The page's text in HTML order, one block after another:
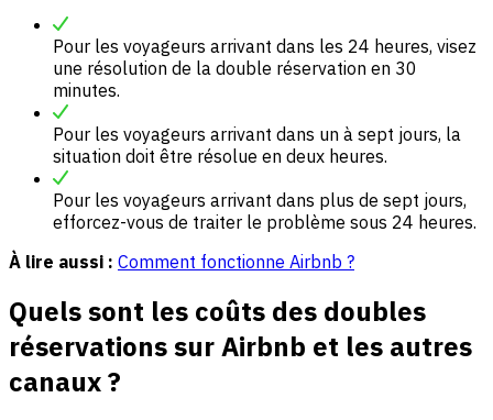
Pour les voyageurs arrivant dans les 24 heures, visez
une résolution de la double réservation en 30
minutes.
Pour les voyageurs arrivant dans un à sept jours, la
situation doit être résolue en deux heures.
Pour les voyageurs arrivant dans plus de sept jours,
efforcez-vous de traiter le problème sous 24 heures.
À lire aussi : Comment fonctionne Airbnb ?
Quels sont les coûts des doubles
réservations sur Airbnb et les autres
canaux ?